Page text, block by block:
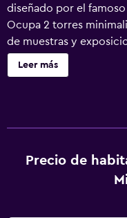
diseñado por el
Ocupa 2 torres
de muestras y
ciudad, donde puedes
interés de Milán, está
encontrarías en tu
acondicionado y Wifi
Leer más
Precio de